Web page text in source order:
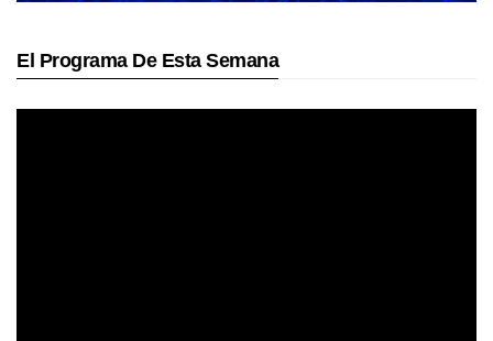
El Programa De Esta Semana